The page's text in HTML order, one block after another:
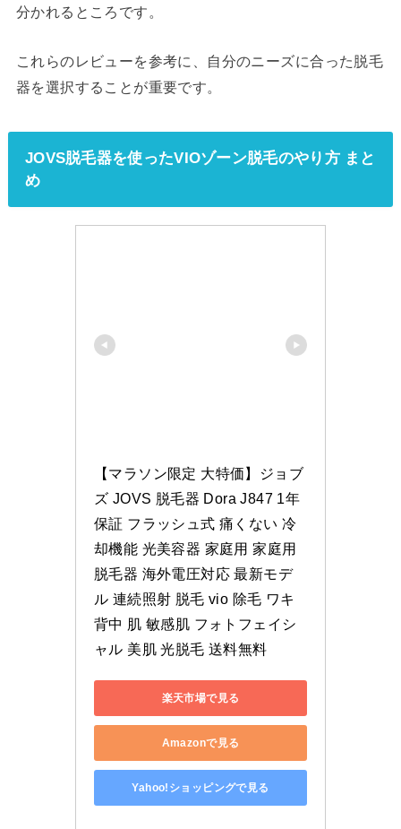
分かれるところです。
これらのレビューを参考に、自分のニーズに合った脱毛
器を選択することが重要です。
JOVS脱毛器を使ったVIOゾーン脱毛のやり方 まと
め
【マラソン限定 大特価】ジョブ
ズ JOVS 脱毛器 Dora J847 1年
保証 フラッシュ式 痛くない 冷
却機能 光美容器 家庭用 家庭用
脱毛器 海外電圧対応 最新モデ
ル 連続照射 脱毛 vio 除毛 ワキ
背中 肌 敏感肌 フォトフェイシ
ャル 美肌 光脱毛 送料無料
楽天市場で見る
Amazonで見る
Yahoo!ショッピングで見る